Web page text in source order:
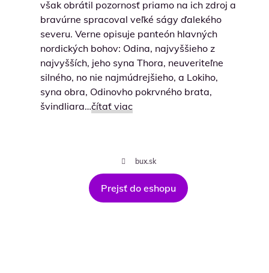
však obrátil pozornosť priamo na ich zdroj a
bravúrne spracoval veľké ságy ďalekého
severu. Verne opisuje panteón hlavných
nordických bohov: Odina, najvyššieho z
najvyšších, jeho syna Thora, neuveriteľne
silného, no nie najmúdrejšieho, a Lokiho,
syna obra, Odinovho pokrvného brata,
švindliara…čítať viac
bux.sk
Prejsť do eshopu